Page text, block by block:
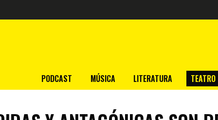
PODCAST MÚSICA LITERATURA TEATRO